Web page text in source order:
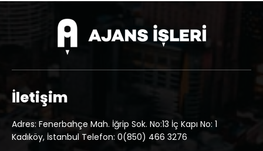
İletişim
Adres: Fenerbahçe Mah. İğrip Sok. No:13 İç Kapı No: 1
Kadıköy, İstanbul Telefon: 0(850) 466 3276